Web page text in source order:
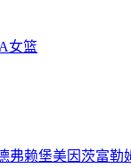
女篮
弗赖堡美因茨富勒